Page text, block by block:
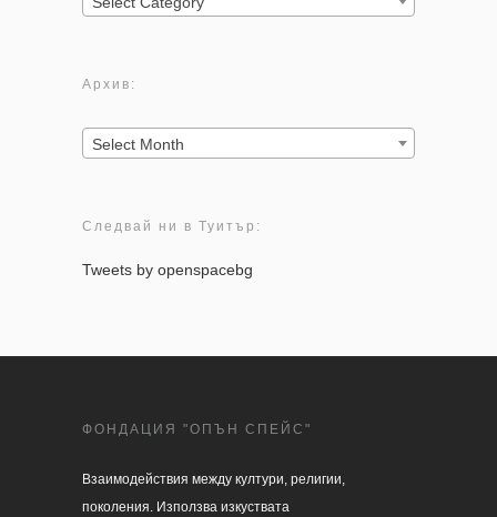
Архив:
Архив:
Select Month
Следвай ни в Туитър:
Tweets by openspacebg
ФОНДАЦИЯ "ОПЪН СПЕЙС"
Взаимодействия между култури, религии,
поколения. Използва изкуствата